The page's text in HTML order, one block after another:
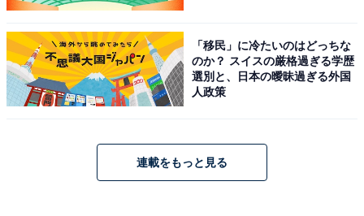
HUAWEI「WATCH GT 6」
「移民」に冷たいのはどっちな
のか？ スイスの厳格過ぎる学歴
選別と、日本の曖昧過ぎる外国
人政策
連載をもっと見る